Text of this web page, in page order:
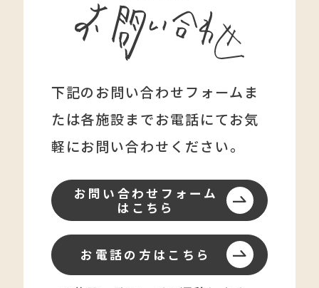
下記のお問い合わせフォームま
たは各施設までお電話にてお気
軽にお問い合わせください。
お問い合わせフォーム
はこちら
お電話の方はこちら